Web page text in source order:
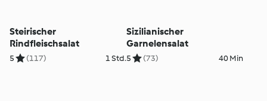
Steirischer
Rindfleischsalat
5 (117) 1 Std.
Sizilianischer
Garnelensalat
5 (73) 40 Min